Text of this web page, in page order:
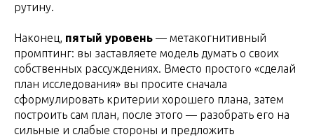
рутину.
Наконец, пятый уровень — метакогнитивный
промптинг: вы заставляете модель думать о своих
собственных рассуждениях. Вместо простого «сделай
план исследования» вы просите сначала
сформулировать критерии хорошего плана, затем
построить сам план, после этого — разобрать его на
сильные и слабые стороны и предложить